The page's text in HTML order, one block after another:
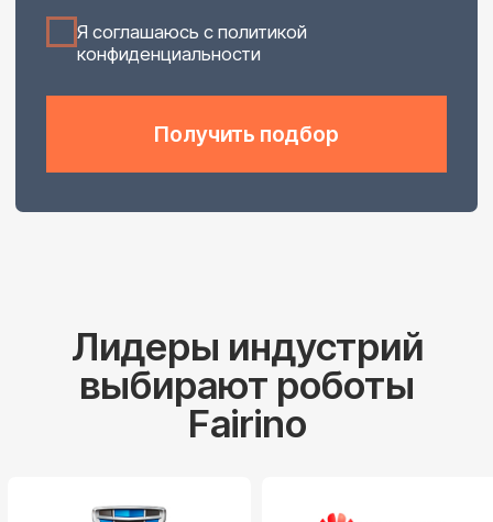
Программно-аппаратный комплекс
FAIRINO AIRLab для сварки изделий с
использованием машинного зрения.
Сканирует объекты, строит 3D-модели и
Роботизированная сварка FAIRINO
AIRLab